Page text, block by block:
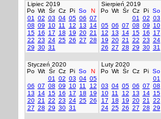
Lipiec 2019
Po Wt Śr Cz Pi So
N
01
02 03 04 05 06 07
08 09 10 11 12 13
14
15 16 17 18 19 20 21
22 23 24 25 26 27 28
29 30 31
Sierpień 2019
Po Wt Śr Cz Pi So
01
02 03
05 06 07 08 09 10
12
13 14 15 16 17
19 20 21 22 23 24
26 27 28 29 30 31
Styczeń 2020
Po Wt Śr Cz Pi So
N
01
02 03 04 05
06 07 08 09 10 11
12
13
14 15 16 17 18
19
20 21 22 23 24 25 26
27 28 29 30 31
Luty 2020
Po Wt Śr Cz Pi So
01
03 04 05 06 07 08
10 11 12 13 14 15
17
18 19 20 21 22
24 25 26 27 28 29